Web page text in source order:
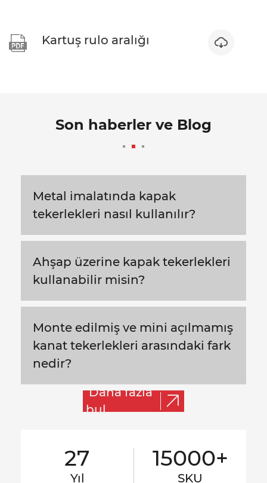
 Kartuş rulo aralığı 
Son haberler ve Blog
Metal imalatında kapak
tekerlekleri nasıl kullanılır?
Ahşap üzerine kapak tekerlekleri
kullanabilir misin?
27
Yıl
15000+
SKU
Monte edilmiş ve mini açılmamış
kanat tekerlekleri arasındaki fark
nedir?
Daha fazla
bul